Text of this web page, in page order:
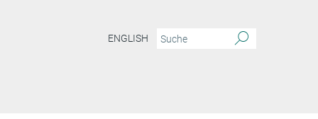
ENGLISH